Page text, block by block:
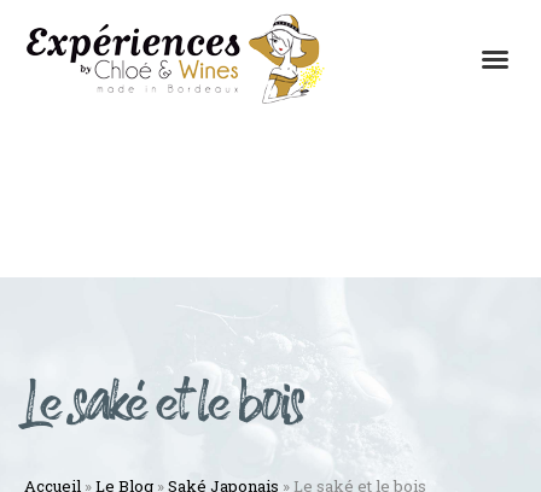
Le saké et le bois
Accueil »Le Blog »Saké Japonais » Le saké et le bois